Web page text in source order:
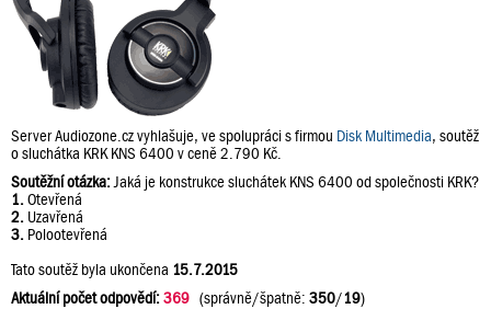
Server Audiozone.cz vyhlašuje, ve spolupráci s firmou Disk Multimedia, soutěž
o sluchátka KRK KNS 6400 v ceně 2.790 Kč.
Soutěžní otázka:Jaká je konstrukce sluchátek KNS 6400 od společnosti KRK?
1.Otevřená
2. Uzavřená
3. Polootevřená
Tato soutěž byla ukončena 15.7.2015
Aktuální počet odpovědí:369 (správně/špatně: 350/19)